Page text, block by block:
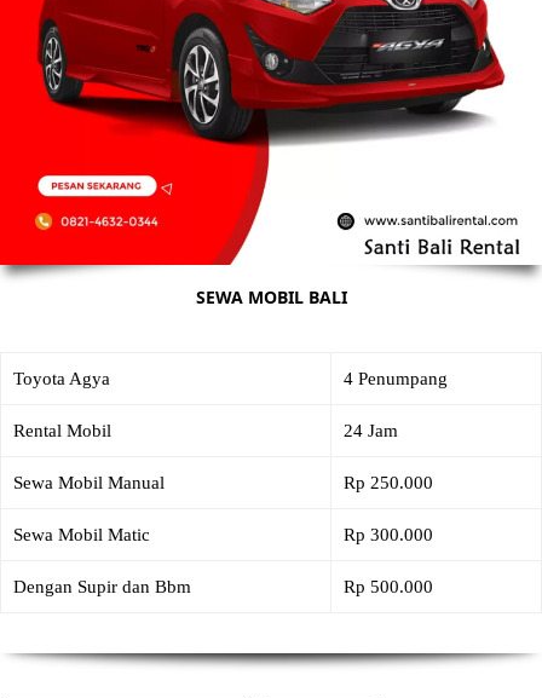
SEWA MOBIL BALI
Toyota Agya 4 Penumpang
Rental Mobil 24 Jam
Sewa Mobil Manual Rp 250.000
Sewa Mobil Matic Rp 300.000
Dengan Supir dan Bbm Rp 500.000